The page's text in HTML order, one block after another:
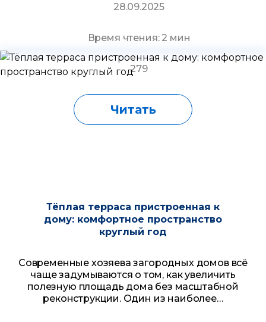
28.09.2025
Время чтения: 2 мин
279
Читать
Тёплая терраса пристроенная к
дому: комфортное пространство
круглый год
Современные хозяева загородных домов всё
чаще задумываются о том, как увеличить
полезную площадь дома без масштабной
реконструкции. Один из наиболее…